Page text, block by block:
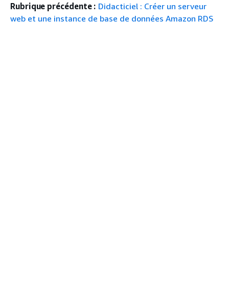
Rubrique précédente : Didacticiel : Créer un serveur
web et une instance de base de données Amazon RDS